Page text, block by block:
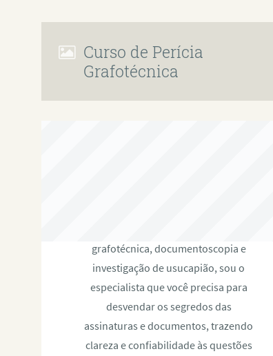
Curso de Perícia
Grafotécnica
grafotécnica, documentoscopia e
investigação de usucapião, sou o
especialista que você precisa para
desvendar os segredos das
assinaturas e documentos, trazendo
clareza e confiabilidade às questões